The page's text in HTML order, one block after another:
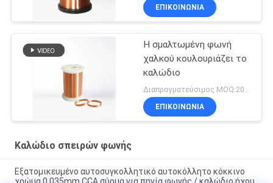
ΕΠΙΚΟΙΝΩΝΙΑ
Η σμαλτωμένη φωνή
χαλκού κουλουριάζει το
καλώδιο
ΕΠΙΚΟΙΝΩΝΙΑ
Καλώδιο σπειρών φωνής
Εξατομικευμένο αυτοσυγκολλητικό αυτοκόλλητο κόκκινο
χρώμα 0,035mm CCA σύρμα για πηνία φωνής / καλώδιο ήχου